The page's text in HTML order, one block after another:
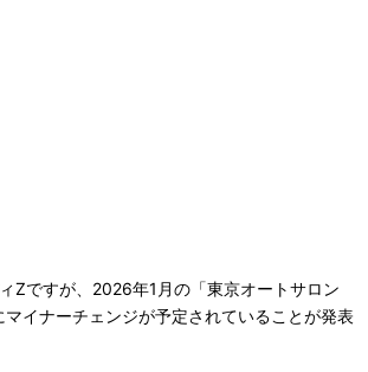
Zですが、2026年1月の「東京オートサロン
イナーチェンジが予定されていることが発表